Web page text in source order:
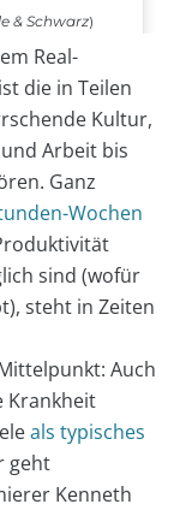
Real-
die in Teilen
Kultur,
Arbeit bis
Ganz
Wochen
sind (wofür
steht in Zeiten
Auch
Krankheit
als typisches
geht
Kenneth